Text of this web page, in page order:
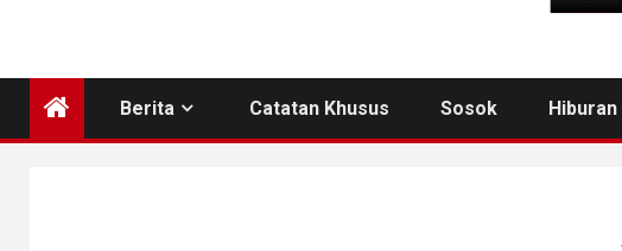
Berita Catatan Khusus Sosok Hiburan